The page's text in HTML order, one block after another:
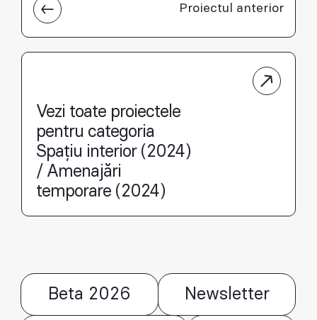
Proiectul anterior
Vezi toate proiectele
pentru categoria
Spațiu interior (2024)
/ Amenajări
temporare (2024)
Beta 2026 Newsletter